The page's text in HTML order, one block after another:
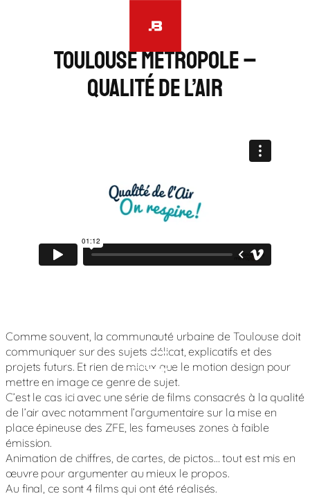
Jour Nuit
TOULOUSE MÉTROPOLE –
QUALITÉ DE L’AIR
Comme souvent, la communauté urbaine de Toulouse doit
communiquer sur des sujets délicat, explicatifs et des
projets futurs. Et rien de mieux que le motion design pour
mettre en image ce genre de sujet.
C’est le cas ici avec une série de films consacrés à la qualité
de l’air avec notamment l’argumentaire sur la mise en
place épineuse des ZFE, les fameuses zones à faible
émission.
Animation de chiffres, de cartes, de pictos… tout est mis en
œuvre pour argumenter au mieux le propos.
Au final, ce sont 4 films qui ont été réalisés.